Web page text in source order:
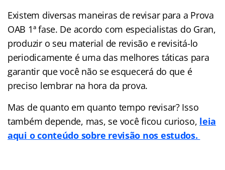
Existem diversas maneiras de revisar para a Prova
OAB 1ª fase. De acordo com especialistas do Gran,
produzir o seu material de revisão e revisitá-lo
periodicamente é uma das melhores táticas para
garantir que você não se esquecerá do que é
preciso lembrar na hora da prova.
Mas de quanto em quanto tempo revisar? Isso
também depende, mas, se você ficou curioso, leia
aqui o conteúdo sobre revisão nos estudos.